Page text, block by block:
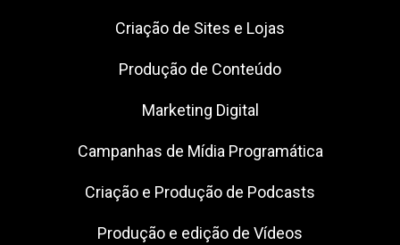
Criação de Sites e Lojas
Produção de Conteúdo
Marketing Digital
Campanhas de Mídia Programática
Criação e Produção de Podcasts
Produção e edição de Vídeos